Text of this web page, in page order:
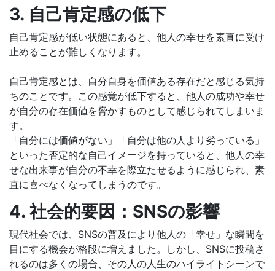
3. 自己肯定感の低下
自己肯定感が低い状態にあると、他人の幸せを素直に受け
止めることが難しくなります。
自己肯定感とは、自分自身を価値ある存在だと感じる気持
ちのことです。この感覚が低下すると、他人の成功や幸せ
が自分の存在価値を脅かすものとして感じられてしまいま
す。
「自分には価値がない」「自分は他の人より劣っている」
といった否定的な自己イメージを持っていると、他人の幸
せな出来事が自分の不幸を際立たせるように感じられ、素
直に喜べなくなってしまうのです。
4. 社会的要因：SNSの影響
現代社会では、SNSの普及により他人の「幸せ」な瞬間を
目にする機会が格段に増えました。しかし、SNSに投稿さ
れるのは多くの場合、その人の人生のハイライトシーンで